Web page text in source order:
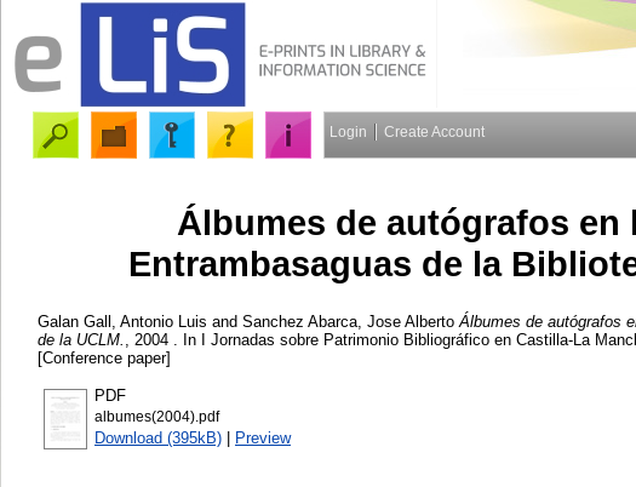
Login Create Account
Álbumes de autógrafos en
Entrambasaguas de la
Galan Gall, Antonio Luis and Sanchez Abarca, Jose Alberto Álbumes de autógrafos
de la UCLM.
, 2004 . In I Jornadas sobre Patrimonio Bibliográfico en Castilla-La
[Conference paper]
PDF
albumes(2004).pdf
Download (395kB) | Preview